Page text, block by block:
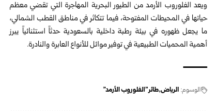
ويعد الفلوروب الأرمد من الطيور البحرية المهاجرة التي تقضي معظم
حياتها في المحيطات المفتوحة، فيما تتكاثر في مناطق القطب الشمالي،
ما يجعل ظهوره في بيئة رطبة داخلية بالسعودية حدثاً استثنائياً يبرز
أهمية المحميات الطبيعية في توفير موائل للأنواع العابرة والنادرة.
الوسوم: الرياض طائر "الفلوروب الأرمد"